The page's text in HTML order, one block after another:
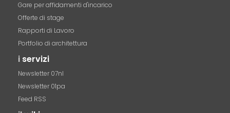
Gare per affidamenti d'incarico
Offerte di stage
Rapporti di Lavoro
Portfolio di architettura
i servizi
Newsletter 07nl
Newsletter 01pa
Feed RSS